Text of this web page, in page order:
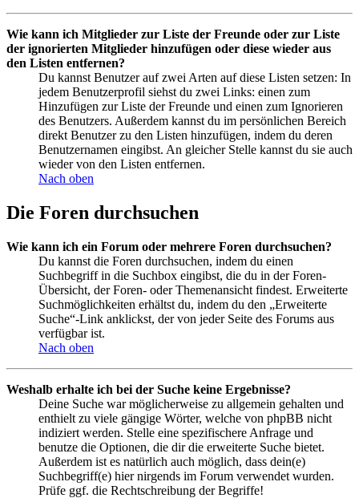
Wie kann ich Mitglieder zur Liste der Freunde oder zur Liste
der ignorierten Mitglieder hinzufügen oder diese wieder aus
den Listen entfernen?
Du kannst Benutzer auf zwei Arten auf diese Listen setzen: In
jedem Benutzerprofil siehst du zwei Links: einen zum
Hinzufügen zur Liste der Freunde und einen zum Ignorieren
des Benutzers. Außerdem kannst du im persönlichen Bereich
direkt Benutzer zu den Listen hinzufügen, indem du deren
Benutzernamen eingibst. An gleicher Stelle kannst du sie auch
wieder von den Listen entfernen.
Nach oben
Die Foren durchsuchen
Wie kann ich ein Forum oder mehrere Foren durchsuchen?
Du kannst die Foren durchsuchen, indem du einen
Suchbegriff in die Suchbox eingibst, die du in der Foren-
Übersicht, der Foren- oder Themenansicht findest. Erweiterte
Suchmöglichkeiten erhältst du, indem du den „Erweiterte
Suche“-Link anklickst, der von jeder Seite des Forums aus
verfügbar ist.
Nach oben
Weshalb erhalte ich bei der Suche keine Ergebnisse?
Deine Suche war möglicherweise zu allgemein gehalten und
enthielt zu viele gängige Wörter, welche von phpBB nicht
indiziert werden. Stelle eine spezifischere Anfrage und
benutze die Optionen, die dir die erweiterte Suche bietet.
Außerdem ist es natürlich auch möglich, dass dein(e)
Suchbegriff(e) hier nirgends im Forum verwendet wurden.
Prüfe ggf. die Rechtschreibung der Begriffe!